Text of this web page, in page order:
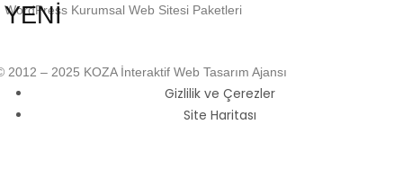
WordPress Kurumsal Web Sitesi Paketleri
YENİ
2012 – 2025 KOZA İnteraktif Web Tasarım Ajansı
Gizlilik ve Çerezler
Site Haritası